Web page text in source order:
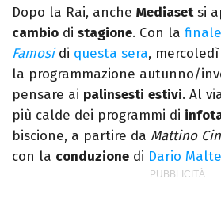
sul comodino, insieme
Zafon.
Dopo la Rai, anche Mediasetsi
cambio di stagione. Con la
Famosidi questa sera,
la programmazione autunno/
pensare ai palinsesti estivi. Al
più calde dei programmi di
biscione, a partire da Mattino
con la conduzione di Dario